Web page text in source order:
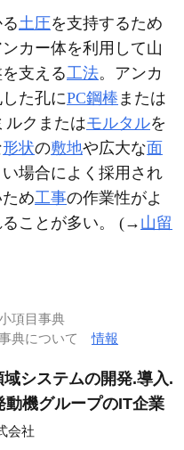
土圧を支持するため
カー体を利用して山
支える工法。アンカ
た孔にPC鋼棒 または
ルクまたはモルタルを
形状の敷地や広大な面
場合によく採用され
め工事の作業性がよ
ることが多い。 (→ 山留
項目事典
事典について情報
システムの開発.導入.
機グループのIT企業
会社